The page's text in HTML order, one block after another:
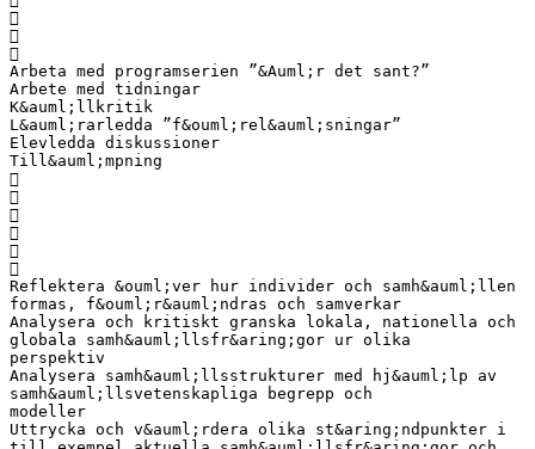



Arbeta med programserien ”&Auml;r det sant?”
Arbete med tidningar
K&auml;llkritik
L&auml;rarledda ”f&ouml;rel&auml;sningar”
Elevledda diskussioner
Till&auml;mpning






Reflektera &ouml;ver hur individer och samh&auml;llen
formas, f&ouml;r&auml;ndras och samverkar
Analysera och kritiskt granska lokala, nationella och
globala samh&auml;llsfr&aring;gor ur olika
perspektiv
Analysera samh&auml;llsstrukturer med hj&auml;lp av
samh&auml;llsvetenskapliga begrepp och
modeller
Uttrycka och v&auml;rdera olika st&aring;ndpunkter i